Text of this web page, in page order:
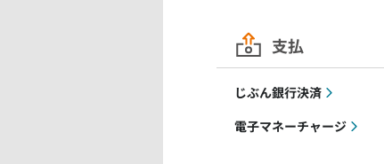
支払
じぶん銀行決済
電子マネーチャージ